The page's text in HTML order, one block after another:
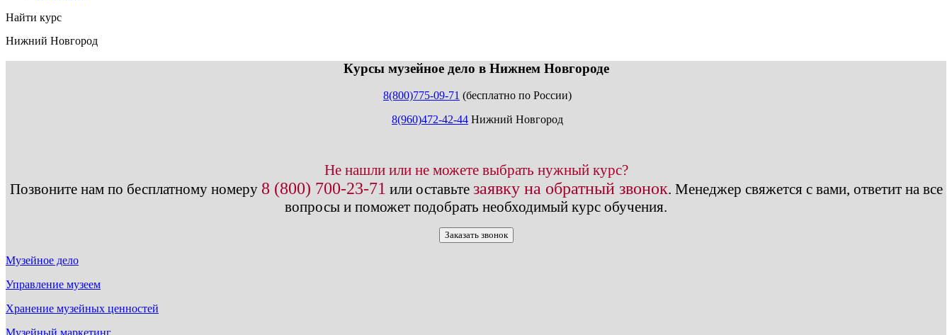
Найти курс
Нижний Новгород
Курсы музейное дело в Нижнем Новгороде
8(800)775-09-71 (бесплатно по России)
8(960)472-42-44 Нижний Новгород
Не нашли или не можете выбрать нужный курс?
Позвоните нам по бесплатному номеру 8 (800) 700-23-71 или оставьте заявку на обратный звонок. Менеджер свяжется с вами, ответит на все
вопросы и поможет подобрать необходимый курс обучения.
Заказать звонок
Музейное дело
Управление музеем
Хранение музейных ценностей